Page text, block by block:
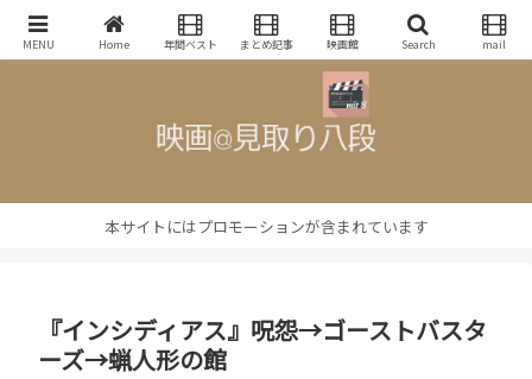
映画批評・レビューブログ
本サイトにはプロモーションが含まれています
『インシディアス』呪怨→ゴーストバスタ
ーズ→蝋人形の館
MENU Home 年間ベスト まとめ記事 映画館 Search mail